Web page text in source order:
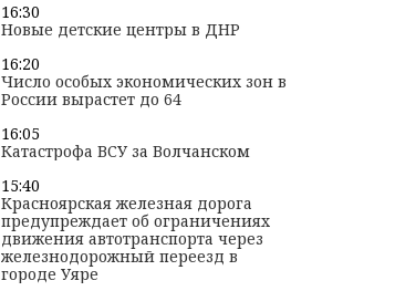
16:30
Новые детские центры в ДНР
16:20
Число особых экономических зон в
России вырастет до 64
16:05
Катастрофа ВСУ за Волчанском
15:40
Красноярская железная дорога
предупреждает об ограничениях
движения автотранспорта через
железнодорожный переезд в
городе Уяре